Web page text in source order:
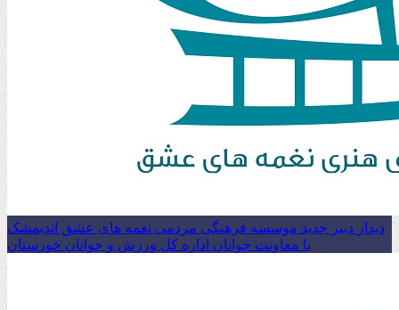
دیدار دبیر جدید موسسه فرهنگی مردمی نغمه های عشق اندیمشک
با معاونت جوانان اداره کل ورزش و جوانان خوزستان